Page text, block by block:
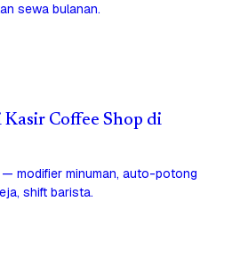
sewa bulanan.
Kasir Coffee Shop di
modifier minuman, auto-potong
shift barista.